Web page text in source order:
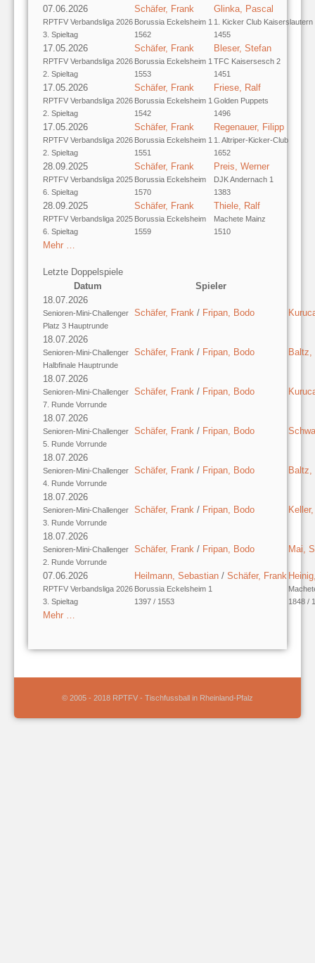
07.06.2026
RPTFV Verbandsliga 2026
3. Spieltag
Schäfer, Frank
Borussia Eckelsheim 1
1562
Glinka, Pascal
1. Kicker Club Kaiserslautern
1455
17.05.2026
RPTFV Verbandsliga 2026
2. Spieltag
Schäfer, Frank
Borussia Eckelsheim 1
1553
Bleser, Stefan
TFC Kaisersesch 2
1451
17.05.2026
RPTFV Verbandsliga 2026
2. Spieltag
Schäfer, Frank
Borussia Eckelsheim 1
1542
Friese, Ralf
Golden Puppets
1496
17.05.2026
RPTFV Verbandsliga 2026
2. Spieltag
Schäfer, Frank
Borussia Eckelsheim 1
1551
Regenauer, Filipp
1. Altriper-Kicker-Club
1652
28.09.2025
RPTFV Verbandsliga 2025
6. Spieltag
Schäfer, Frank
Borussia Eckelsheim
1570
Preis, Werner
DJK Andernach 1
1383
28.09.2025
RPTFV Verbandsliga 2025
6. Spieltag
Schäfer, Frank
Borussia Eckelsheim
1559
Thiele, Ralf
Machete Mainz
1510
Mehr …
Letzte Doppelspiele
Datum
Spieler
18.07.2026
Senioren-Mini-Challenger
Platz 3 Hauptrunde
Schäfer, Frank / Fripan, Bodo
18.07.2026
Senioren-Mini-Challenger
Halbfinale Hauptrunde
Schäfer, Frank / Fripan, Bodo Baltz,
18.07.2026
Senioren-Mini-Challenger
7. Runde Vorrunde
Schäfer, Frank / Fripan, Bodo
18.07.2026
Senioren-Mini-Challenger
5. Runde Vorrunde
Schäfer, Frank / Fripan, Bodo
18.07.2026
Senioren-Mini-Challenger
4. Runde Vorrunde
Schäfer, Frank / Fripan, Bodo Baltz,
18.07.2026
Senioren-Mini-Challenger
3. Runde Vorrunde
Schäfer, Frank / Fripan, Bodo
18.07.2026
Senioren-Mini-Challenger
2. Runde Vorrunde
Schäfer, Frank / Fripan, Bodo Mai,
07.06.2026
RPTFV Verbandsliga 2026
3. Spieltag
Heilmann, Sebastian / Schäfer, Frank
Borussia Eckelsheim 1
1397 / 1553
1848 /
Mehr …
© 2005 - 2018 RPTFV - Tischfussball in Rheinland-Pfalz